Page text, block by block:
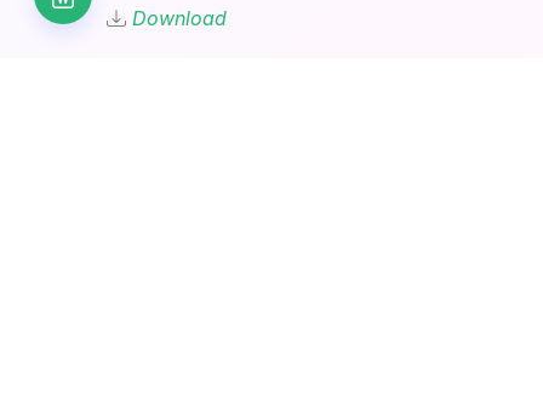
Download